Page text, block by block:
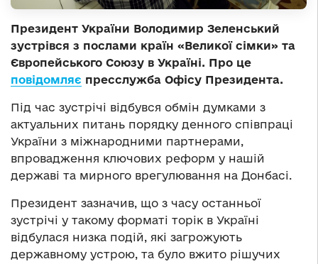
Президент України Володимир Зеленський
зустрівся з послами країн «Великої сімки» та
Європейського Союзу в Україні. Про це
повідомляє пресслужба Офісу Президента.
Під час зустрічі відбувся обмін думками з
актуальних питань порядку денного співпраці
України з міжнародними партнерами,
впровадження ключових реформ у нашій
державі та мирного врегулювання на Донбасі.
Президент зазначив, що з часу останньої
зустрічі у такому форматі торік в Україні
відбулася низка подій, які загрожують
державному устрою, та було вжито рішучих